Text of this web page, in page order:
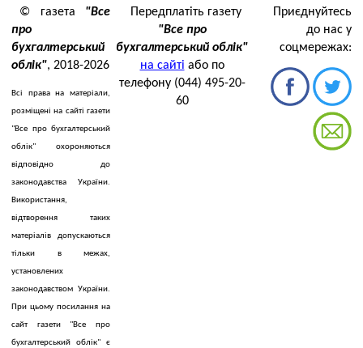
© газета "Все
про
бухгалтерський
облік", 2018-2026
Всі права на матеріали,
розміщені на сайті газети
"Все про бухгалтерський
облік" охороняються
відповідно до
законодавства України.
Використання,
відтворення таких
матеріалів допускаються
тільки в межах,
установлених
законодавством України.
При цьому посилання на
сайт газети "Все про
бухгалтерський облік" є
Передплатіть газету
"Все про
бухгалтерський облік"
на сайті або по
телефону (044) 495-20-
60
Приєднуйтесь
до нас у
соцмережах: